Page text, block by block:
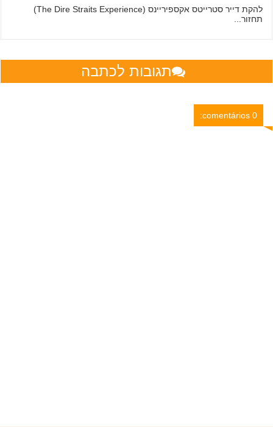
להקת דייר סטרייטס אקספיריינס (The Dire Straits Experience)
תחזור...
תגובות לכתבה
0 comentários: